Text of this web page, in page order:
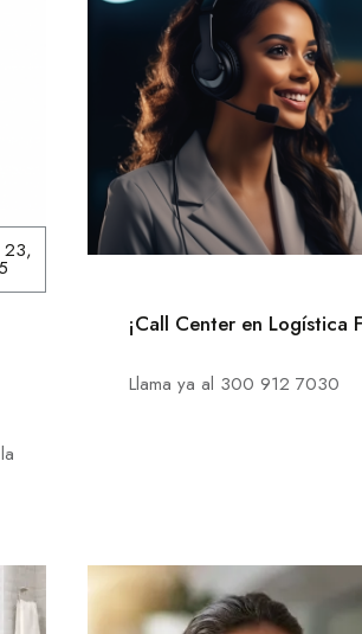
23,
¡Call Center en Logística
Llama ya al 300 912 7030